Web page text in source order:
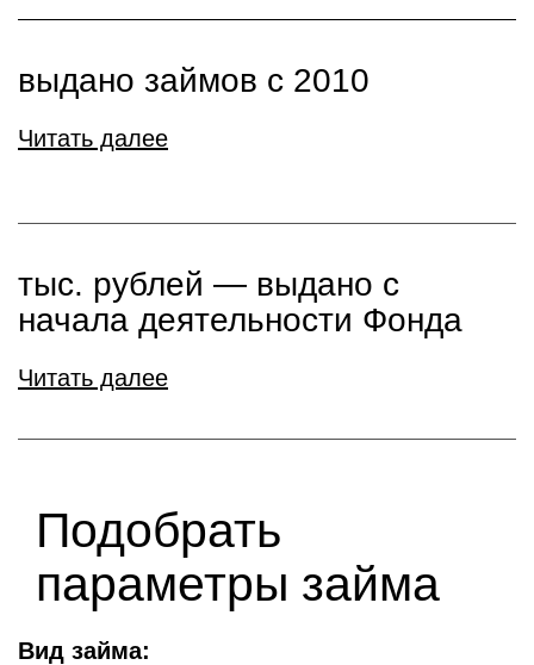
выдано займов с 2010
Читать далее
тыс. рублей ― выдано с
начала деятельности Фонда
Читать далее
Подобрать
параметры займа
Вид займа: